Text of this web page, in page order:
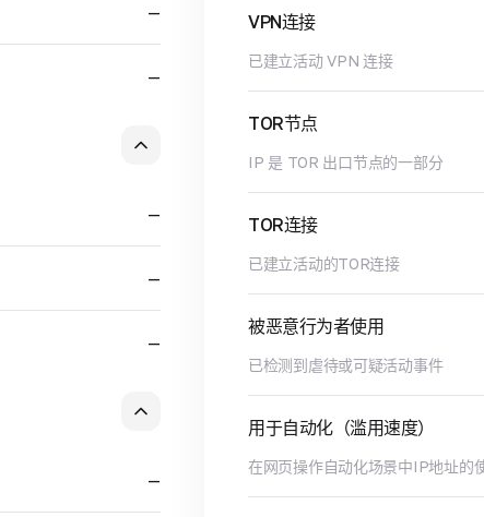
—
—
—
—
—
—
VPN连接
已建立活动 VPN 连接
TOR节点
IP 是 TOR 出口节点的一部分
TOR连接
已建立活动的TOR连接
被恶意行为者使用
已检测到虐待或可疑活动事件
用于自动化（滥用速度）
在网页操作自动化场景中IP地址的